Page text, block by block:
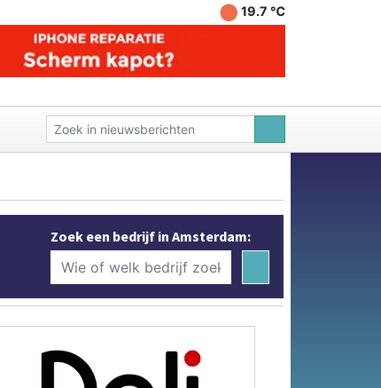
19.7 ℃
Zoek een bedrijf in Amsterdam: